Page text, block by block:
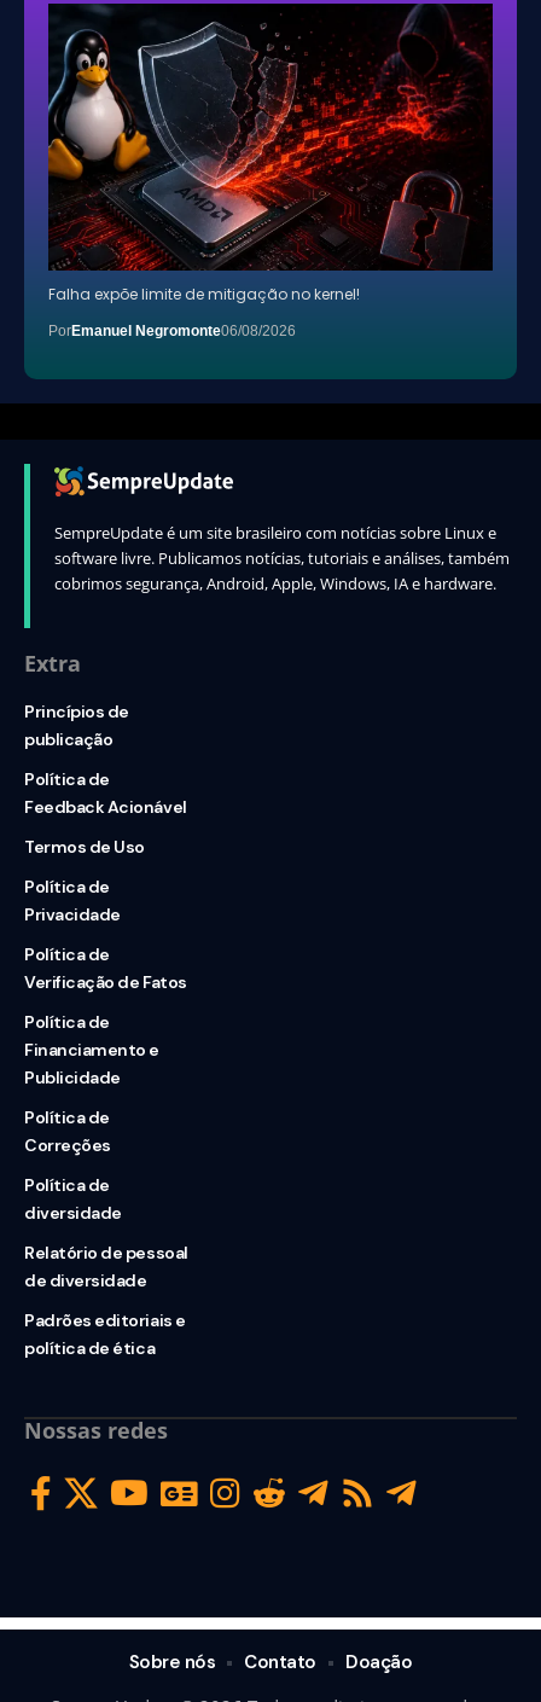
Falha expõe limite de mitigação no kernel!
PorEmanuel Negromonte06/08/2026
SempreUpdate é um site brasileiro com notícias sobre Linux e
software livre. Publicamos notícias, tutoriais e análises, também
cobrimos segurança, Android, Apple, Windows, IA e hardware.
Extra
Princípios de
publicação
Política de
Feedback Acionável
Termos de Uso
Política de
Privacidade
Política de
Verificação de Fatos
Política de
Financiamento e
Publicidade
Política de
Correções
Política de
diversidade
Relatório de pessoal
de diversidade
Padrões editoriais e
política de ética
Nossas redes
Sobre nós Contato Doação